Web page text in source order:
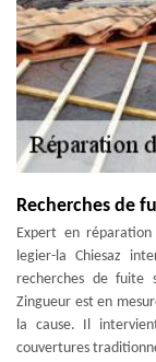
Recherches de
Expert en
legier-la Chiesaz
recherches de fuite
Zingueur est en
la cause. Il
couvertures